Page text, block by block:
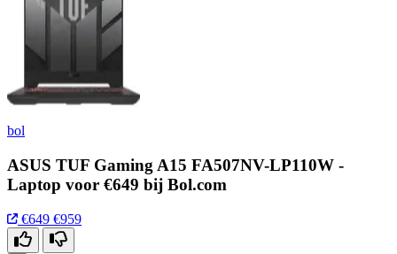
bol
ASUS TUF Gaming A15 FA507NV-LP110W -
Laptop voor €649 bij Bol.com
€649 €959